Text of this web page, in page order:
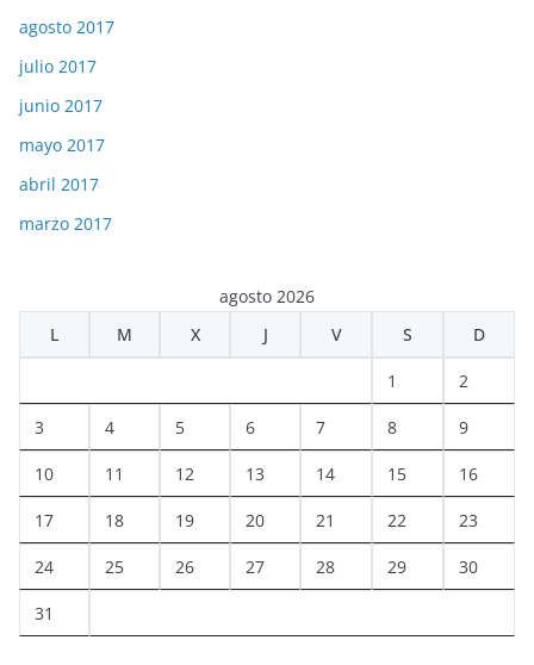
agosto 2017
julio 2017
junio 2017
mayo 2017
abril 2017
marzo 2017
agosto 2026
L
M X J V S D
1 2
3 4 5 6 7 8 9
10 11 12 13 14 15 16
17 18 19 20 21 22 23
24 25 26 27 28 29 30
31